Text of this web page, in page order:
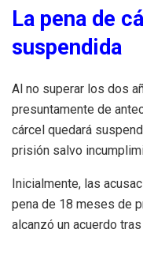
La pena de
suspendida
Al no superar los dos
presuntamente de
cárcel quedará
prisión salvo
Inicialmente, las
pena de 18 meses de
alcanzó un acuerdo